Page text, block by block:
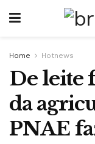
Home Hotnews
De leite
da
PNAE